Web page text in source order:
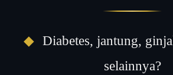
◆ Diabetes, jantung,
selainnya?